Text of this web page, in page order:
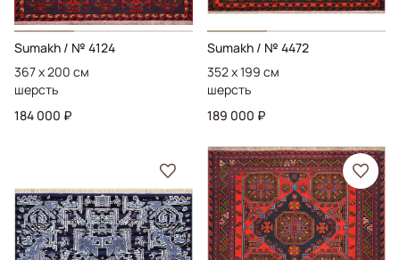
Sumakh / № 4124
367 x 200 см
шерсть
184 000 ₽
Sumakh / № 4472
352 x 199 см
шерсть
189 000 ₽